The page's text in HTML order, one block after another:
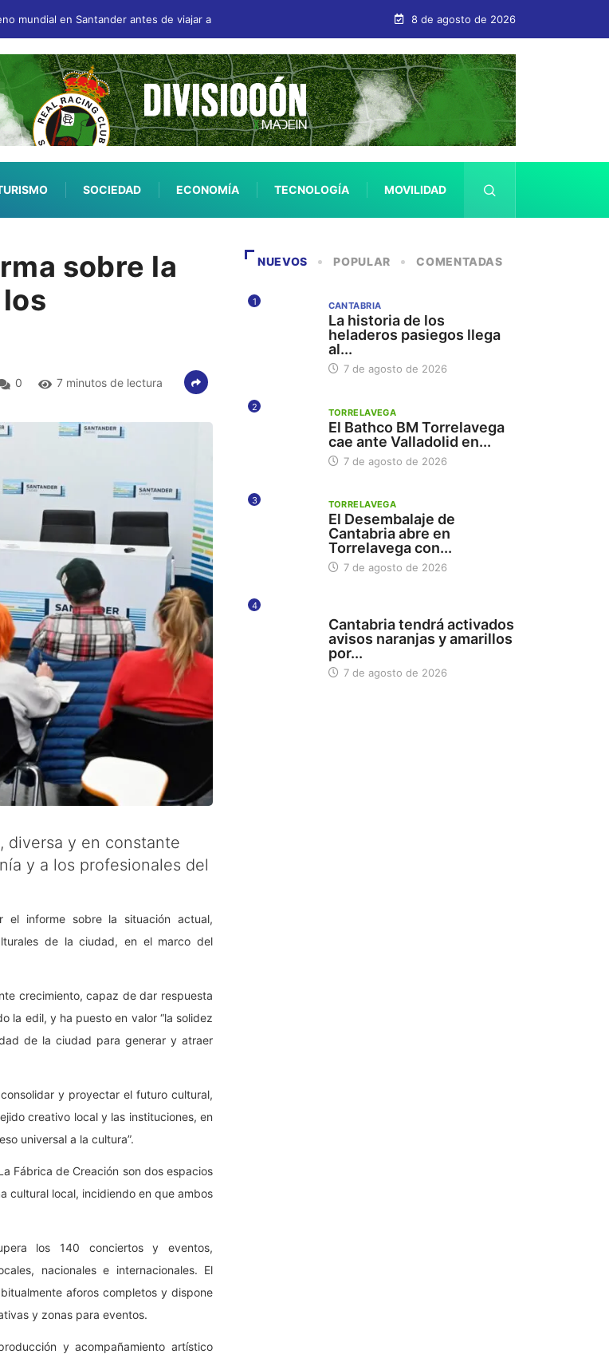
mundial en Santander antes de viajar a San Sebastián 8 de agosto de 2026
SOCIEDAD ECONOMÍA TECNOLOGÍA MOVILIDAD
sobre la
0 7 minutos de lectura
diversa y en constante
y a los profesionales del
el informe sobre la situación actual,
de la ciudad, en el marco del
crecimiento, capaz de dar respuesta
la edil, y ha puesto en valor “la solidez
de la ciudad para generar y atraer
y proyectar el futuro cultural,
creativo local y las instituciones, en
universal a la cultura”.
Fábrica de Creación son dos espacios
cultural local, incidiendo en que ambos
los 140 conciertos y eventos,
nacionales e internacionales. El
aforos completos y dispone
y zonas para eventos.
y acompañamiento artístico
NUEVOS POPULAR COMENTADAS
1 CANTABRIA
La historia de los
heladeros pasiegos llega
al...
7 de agosto de 2026
2 TORRELAVEGA
El Bathco BM Torrelavega
cae ante Valladolid en...
7 de agosto de 2026
3 TORRELAVEGA
El Desembalaje de
Cantabria abre en
Torrelavega con...
7 de agosto de 2026
4
Cantabria tendrá activados
avisos naranjas y amarillos
por...
7 de agosto de 2026